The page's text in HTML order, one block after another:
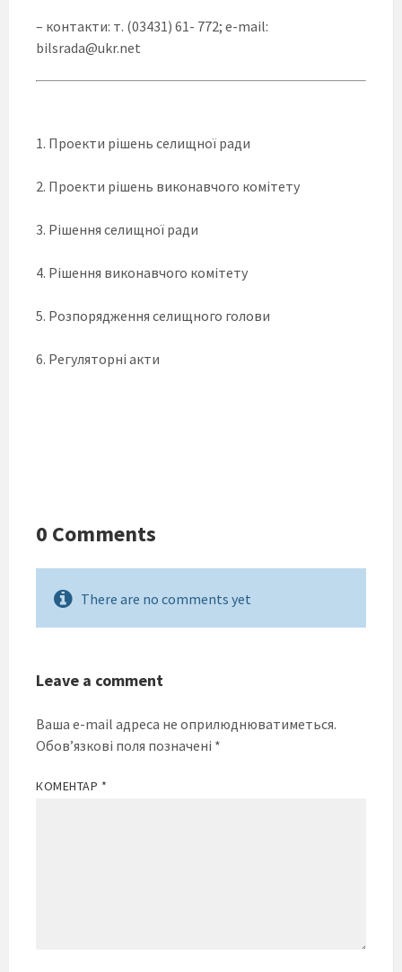
– контакти: т. (03431) 61- 772; e-mail:
bilsrada@ukr.net
1. Проекти рішень селищної ради
2. Проекти рішень виконавчого комітету
3. Рішення селищної ради
4. Рішення виконавчого комітету
5. Розпорядження селищного голови
6. Регуляторні акти
0 Comments
There are no comments yet
Leave a comment
Ваша e-mail адреса не оприлюднюватиметься.
Обов’язкові поля позначені *
КОМЕНТАР *